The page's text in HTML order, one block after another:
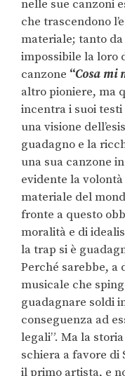
nelle sue canzoni
che trascendono
materiale; tanto
impossibile la loro
canzone “Cosa mi
altro pioniere, ma
incentra i suoi
una visione
guadagno e la
una sua canzone
evidente la volontà
materiale del
fronte a questo
moralità e di
la trap si è
Perché sarebbe, a
musicale che
guadagnare soldi
conseguenza ad
legali”. Ma la
schiera a favore di
il primo artista, e